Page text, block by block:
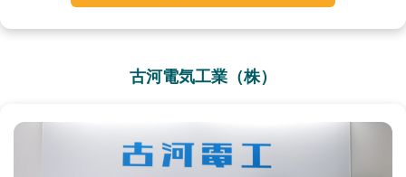
古河電気工業（株）